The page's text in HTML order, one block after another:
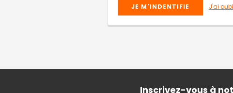
J'ai
Inscrivez-vous à